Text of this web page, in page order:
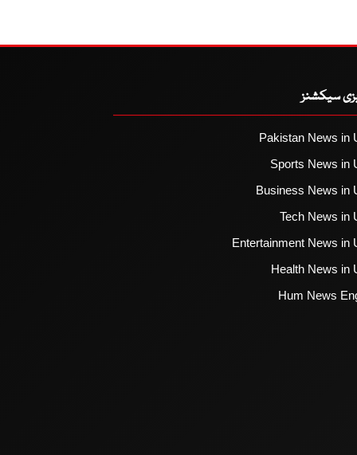
سیکشنز
Pakistan News in
Sports News in
Business News in
Tech News in
Entertainment News in
Health News in
Hum News